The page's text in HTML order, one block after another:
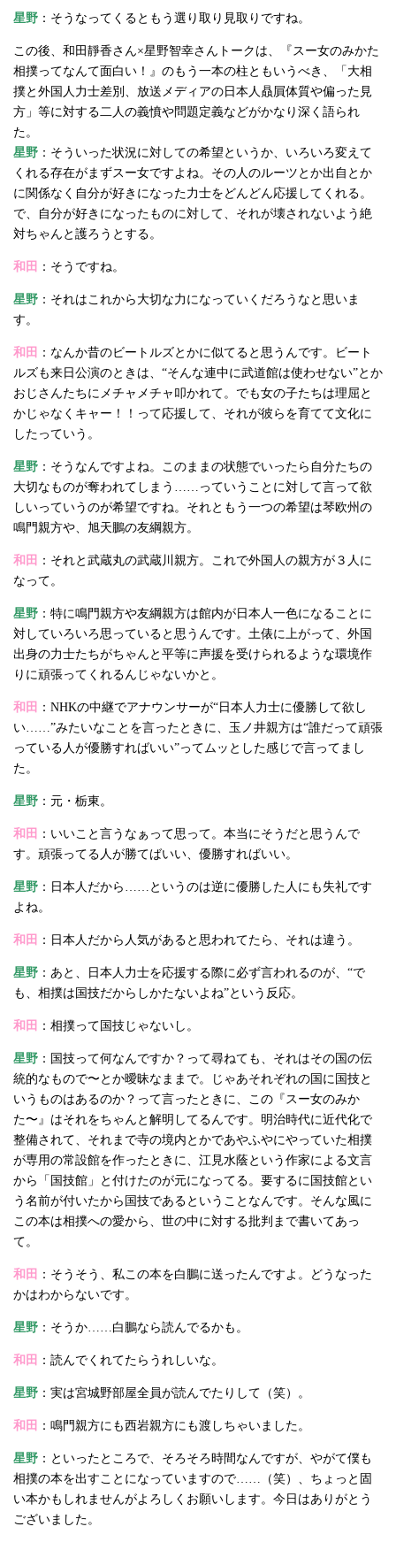
星野 ：そうなってくるともう選り取り見取りですね。
この後、和田靜香さん×星野智幸さんトークは、『スー女のみかた
相撲ってなんて面白い！』のもう一本の柱ともいうべき、「大相
撲と外国人力士差別、放送メディアの日本人贔屓体質や偏った見
方」等に対する二人の義憤や問題定義などがかなり深く語られ
た。
星野 ：そういった状況に対しての希望というか、いろいろ変えて
くれる存在がまずスー女ですよね。その人のルーツとか出自とか
に関係なく自分が好きになった力士をどんどん応援してくれる。
で、自分が好きになったものに対して、それが壊されないよう絶
対ちゃんと護ろうとする。
和田 ：そうですね。
星野 ：それはこれから大切な力になっていくだろうなと思いま
す。
和田 ：なんか昔のビートルズとかに似てると思うんです。ビート
ルズも来日公演のときは、“そんな連中に武道館は使わせない”とか
おじさんたちにメチャメチャ叩かれて。でも女の子たちは理屈と
かじゃなくキャー！！って応援して、それが彼らを育てて文化に
したっていう。
星野 ：そうなんですよね。このままの状態でいったら自分たちの
大切なものが奪われてしまう……っていうことに対して言って欲
しいっていうのが希望ですね。それともう一つの希望は琴欧州の
鳴門親方や、旭天鵬の友綱親方。
和田 ：それと武蔵丸の武蔵川親方。これで外国人の親方が３人に
なって。
星野 ：特に鳴門親方や友綱親方は館内が日本人一色になることに
対していろいろ思っていると思うんです。土俵に上がって、外国
出身の力士たちがちゃんと平等に声援を受けられるような環境作
りに頑張ってくれるんじゃないかと。
和田 ：NHKの中継でアナウンサーが“日本人力士に優勝して欲し
い……”みたいなことを言ったときに、玉ノ井親方は“誰だって頑張
っている人が優勝すればいい”ってムッとした感じで言ってまし
た。
星野 ：元・栃東。
和田 ：いいこと言うなぁって思って。本当にそうだと思うんで
す。頑張ってる人が勝てばいい、優勝すればいい。
星野 ：日本人だから……というのは逆に優勝した人にも失礼です
よね。
和田 ：日本人だから人気があると思われてたら、それは違う。
星野 ：あと、日本人力士を応援する際に必ず言われるのが、“で
も、相撲は国技だからしかたないよね”という反応。
和田 ：相撲って国技じゃないし。
星野 ：国技って何なんですか？って尋ねても、それはその国の伝
統的なもので〜とか曖昧なままで。じゃあそれぞれの国に国技と
いうものはあるのか？って言ったときに、この『スー女のみか
た〜』はそれをちゃんと解明してるんです。明治時代に近代化で
整備されて、それまで寺の境内とかであやふやにやっていた相撲
が専用の常設館を作ったときに、江見水蔭という作家による文言
から「国技館」と付けたのが元になってる。要するに国技館とい
う名前が付いたから国技であるということなんです。そんな風に
この本は相撲への愛から、世の中に対する批判まで書いてあっ
て。
和田 ：そうそう、私この本を白鵬に送ったんですよ。どうなった
かはわからないです。
星野 ：そうか……白鵬なら読んでるかも。
和田 ：読んでくれてたらうれしいな。
星野 ：実は宮城野部屋全員が読んでたりして（笑）。
和田 ：鳴門親方にも西岩親方にも渡しちゃいました。
星野 ：といったところで、そろそろ時間なんですが、やがて僕も
相撲の本を出すことになっていますので……（笑）、ちょっと固
い本かもしれませんがよろしくお願いします。今日はありがとう
ございました。